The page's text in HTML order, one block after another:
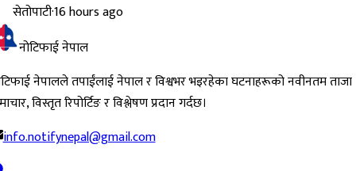
सेतोपाटी·16 hours ago
नोटिफाई नेपाल
नेपालले तपाईंलाई नेपाल र विश्वभर भइरहेका घटनाहरूको नवीनतम ताजा
विस्तृत रिपोर्टिङ र विश्लेषण प्रदान गर्दछ।
info.notifynepal@gmail.com